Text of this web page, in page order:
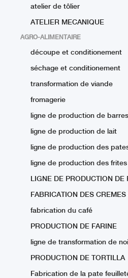
atelier de tôlier
ATELIER MECANIQUE
AGRO-ALIMENTAIRE
découpe et conditionement
séchage et conditionement
transformation de viande
fromagerie
ligne de production de
ligne de production de lait
ligne de production des
ligne de production des
LIGNE DE PRODUCTION DE
FABRICATION DES CREMES
fabrication du café
PRODUCTION DE FARINE
ligne de transformation de
PRODUCTION DE TORTILLA
Fabrication de la pate